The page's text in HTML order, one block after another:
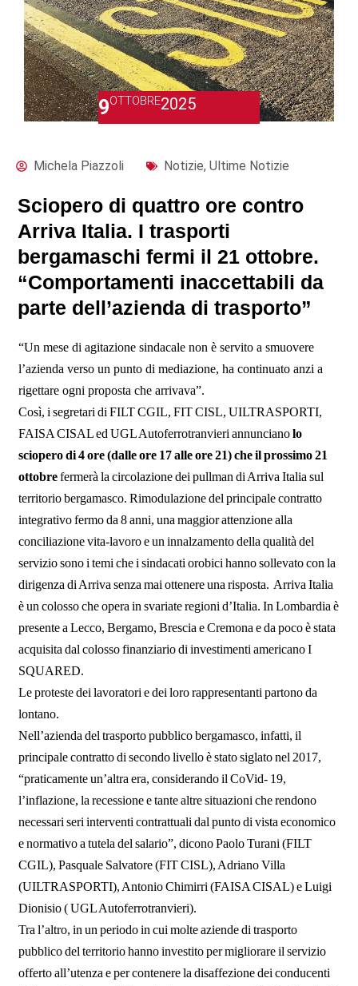
9OTTOBRE2025
Michela Piazzoli Notizie, Ultime Notizie
Sciopero di quattro ore contro
Arriva Italia. I trasporti
bergamaschi fermi il 21 ottobre.
“Comportamenti inaccettabili da
parte dell’azienda di trasporto”
“Un mese di agitazione sindacale non è servito a smuovere
l’azienda verso un punto di mediazione, ha continuato anzi a
rigettare ogni proposta che arrivava”.
Così, i segretari di FILT CGIL, FIT CISL, UILTRASPORTI,
FAISA CISAL ed UGL Autoferrotranvieri annuncianolo
sciopero di 4 ore (dalle ore 17alle ore 21) che il prossimo 21
ottobrefermerà la circolazione dei pullman di Arriva Italia sul
territorio bergamasco. Rimodulazione del principale contratto
integrativo fermo da 8 anni, una maggior attenzione alla
conciliazione vita-lavoro e un innalzamento della qualità del
servizio sono i temi che i sindacati orobici hanno sollevato con la
dirigenza di Arriva senza mai ottenere una risposta. Arriva Italia
è un colosso che opera in svariate regioni d’Italia. In Lombardia è
presente a Lecco, Bergamo, Brescia e Cremona e da poco è stata
acquisita dal colosso finanziario di investimenti americano I
SQUARED.
Le proteste dei lavoratori e dei loro rappresentanti partono da
lontano.
Nell’azienda del trasporto pubblico bergamasco, infatti, il
principale contratto di secondo livello è stato siglato nel 2017,
“praticamente un’altra era, considerando il CoVid- 19,
l’inflazione, la recessione e tante altre situazioni che rendono
necessari seri interventi contrattuali dal punto di vista economico
e normativo a tutela del salario”, dicono Paolo Turani (FILT
CGIL), Pasquale Salvatore (FIT CISL), Adriano Villa
(UILTRASPORTI), Antonio Chimirri (FAISA CISAL) e Luigi
Dionisio ( UGL Autoferrotranvieri).
Tra l’altro, in un periodo in cui molte aziende di trasporto
pubblico del territorio hanno investito per migliorare il servizio
offerto all’utenza e per contenere la disaffezione dei conducenti